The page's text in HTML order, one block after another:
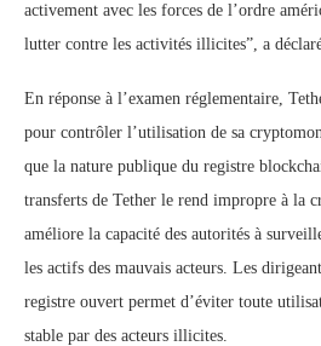
activement avec les forces de l’ordre
lutter contre les activités illicites”, a
En réponse à l’examen réglementaire,
pour contrôler l’utilisation de sa
que la nature publique du registre
transferts de Tether le rend impropre à la
améliore la capacité des autorités à
les actifs des mauvais acteurs. Les
registre ouvert permet d’éviter toute
stable par des acteurs illicites.